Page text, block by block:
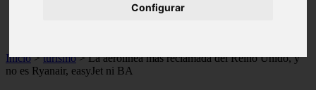
Configurar
Inicio > turismo >La aerolínea más reclamada del Reino Unido, y
no es Ryanair, easyJet ni BA